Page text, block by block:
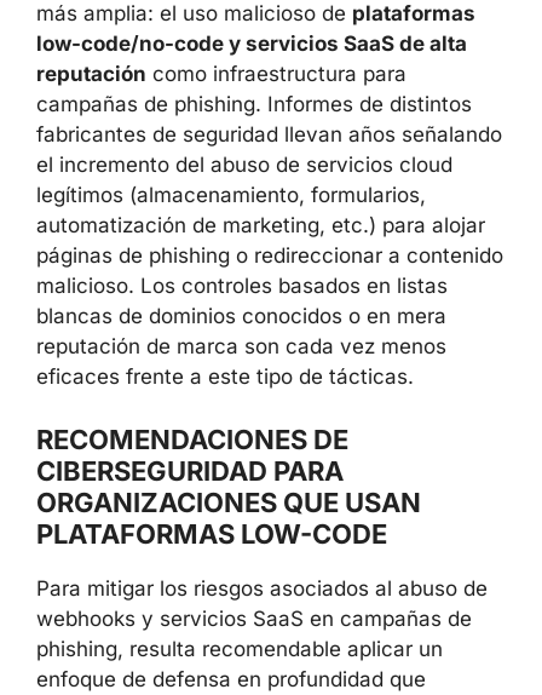
RIESGOS DE LAS PLATAFORMAS
LOW-CODE Y ABUSO DE
SERVICIOS SAAS DE CONFIANZA
Los casos de n8n encajan en una tendencia
más amplia: el uso malicioso deplataformas
low-code/no-code y servicios SaaS de alta
reputacióncomo infraestructura para
campañas de phishing. Informes de distintos
fabricantes de seguridad llevan años
señalando el incremento del abuso de
servicios cloud legítimos (almacenamiento,
formularios, automatización de marketing,
redireccionar a contenido malicioso. Los
controles basados en listas blancas de
dominios conocidos o en mera reputación de
marca son cada vez menos eficaces frente a
RECOMENDACIONES DE
CIBERSEGURIDAD PARA
ORGANIZACIONES QUE USAN